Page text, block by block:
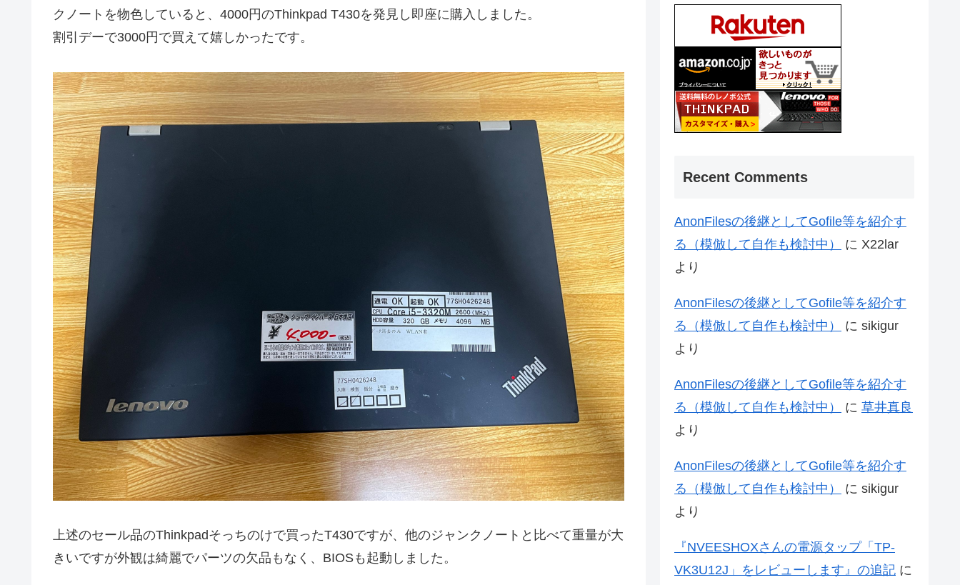
クノートを物色していると、4000円のThinkpad T430を発見し即座に購入しました。
割引デーで3000円で買えて嬉しかったです。
上述のセール品のThinkpadそっちのけで買ったT430ですが、他のジャンクノートと比べて重量が大
きいですが外観は綺麗でパーツの欠品もなく、BIOSも起動しました。
Recent Comments
AnonFilesの後継としてGofile等を紹介す
る（模倣して自作も検討中）
に X22lar
より
AnonFilesの後継としてGofile等を紹介す
る（模倣して自作も検討中）
に sikigur
より
AnonFilesの後継としてGofile等を紹介す
る（模倣して自作も検討中）
に 草井真良
より
AnonFilesの後継としてGofile等を紹介す
る（模倣して自作も検討中）
に sikigur
より
『NVEESHOXさんの電源タップ「‎TP-
VK3U12J」をレビューします』の追記 に